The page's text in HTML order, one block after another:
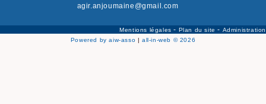
agir.anjoumaine@gmail.com
Mentions légales- Plan du site- Administration
Powered by aiw-asso | all-in-web © 2026